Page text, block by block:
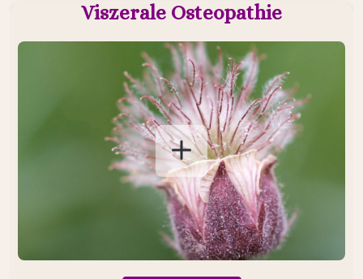
Viszerale Osteopathie
Tiefgreifende Berührung
Stabilität und Beweglichkeit von innen nach